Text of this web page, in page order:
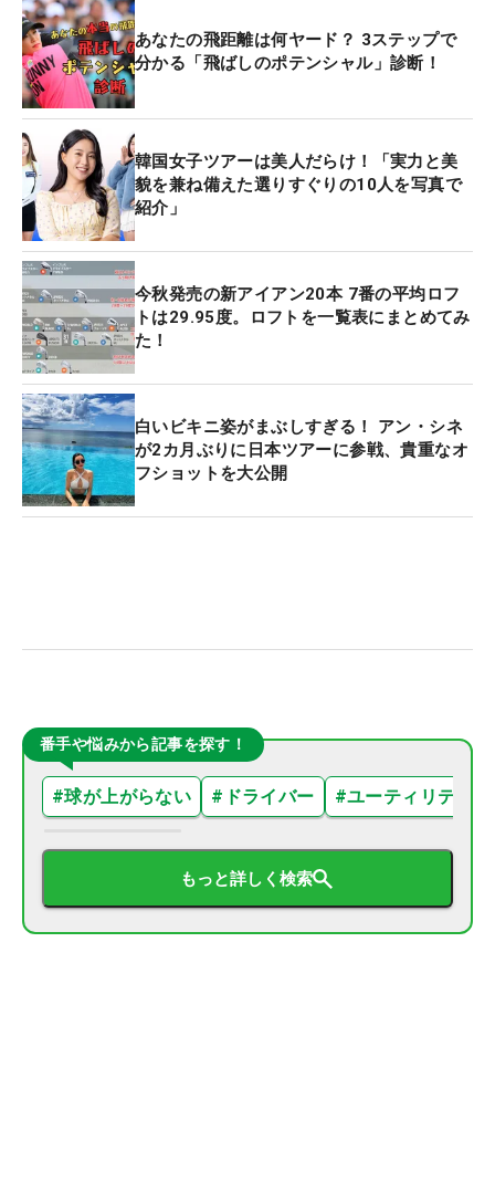
あなたの飛距離は何ヤード？ 3ステップで
分かる「飛ばしのポテンシャル」診断！
韓国女子ツアーは美人だらけ！「実力と美
貌を兼ね備えた選りすぐりの10人を写真で
紹介」
今秋発売の新アイアン20本 7番の平均ロフ
トは29.95度。ロフトを一覧表にまとめてみ
た！
白いビキニ姿がまぶしすぎる！ アン・シネ
が2カ月ぶりに日本ツアーに参戦、貴重なオ
フショットを大公開
番手や悩みから記事を探す！
#球が上がらない # ドライバー #ユーティリティ
もっと詳しく検索